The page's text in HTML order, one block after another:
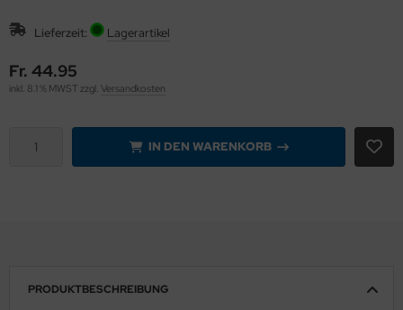
Lieferzeit: Lagerartikel
Fr. 44.95
inkl. 8.1 % MWST zzgl. Versandkosten
IN DEN WARENKORB
PRODUKTBESCHREIBUNG